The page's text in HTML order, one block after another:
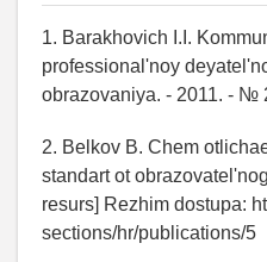
1. Barakhovich I.I.
professional'noy
obrazovaniya. - 2011. - №
2. Belkov B. Chem
standart ot
resurs] Rezhim dostupa:
sections/hr/publications/5